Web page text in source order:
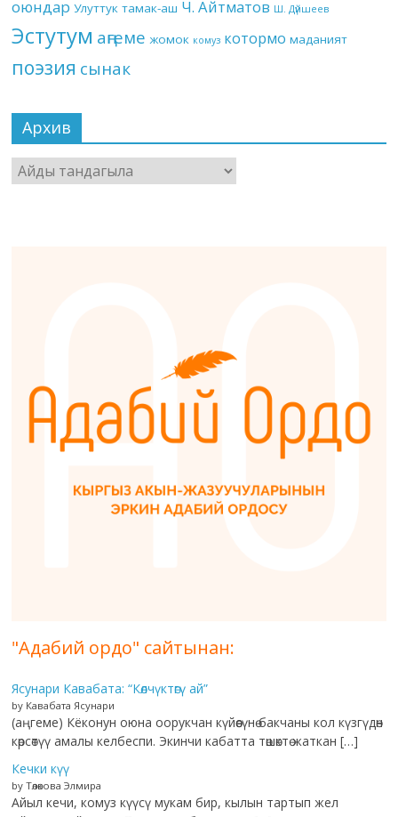
оюндар Улуттук тамак-аш Ч. Айтматов Ш. Дүйшеев
Эстутум аңгеме жомок комуз котормо маданият
поэзия сынак
Архив
Архив
"Адабий ордо" сайтынан:
Ясунари Кавабата: “Көлчүктөгү ай”
by Кавабата Ясунари
(аңгеме) Кёконун оюна оорукчан күйөөсүнө бакчаны кол күзгүдөн
көрсөтүү амалы келбеспи. Экинчи кабатта төшөктө жаткан […]
Кечки күү
by Төлөкова Элмира
Айыл кечи, комуз күүсү мукам бир, кылын тартып жел